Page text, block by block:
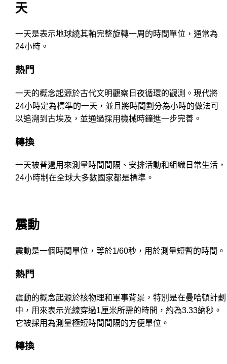
天
一天是表示地球繞其軸完整旋轉一周的時間單位，通常為
24小時。
熱門
一天的概念起源於古代文明觀察日夜循環的觀測。現代將
24小時定為標準的一天，並且將時間劃分為小時的做法可
以追溯到古埃及，並通過採用機械時鐘進一步完善。
轉換
一天被普遍用來測量時間間隔、安排活動和組織日常生活，
24小時制在全球大多數國家都是標準。
震動
震動是一個時間單位，等於1/60秒，用於測量短暫的時間。
熱門
震動的概念起源於核物理和軍事背景，特別是在曼哈頓計劃
中，用來表示光線穿過1厘米所需的時間，約為3.33納秒。
它被採用為測量極短時間間隔的方便單位。
轉換